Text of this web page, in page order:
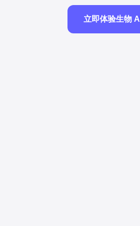
立即体验生物 AI